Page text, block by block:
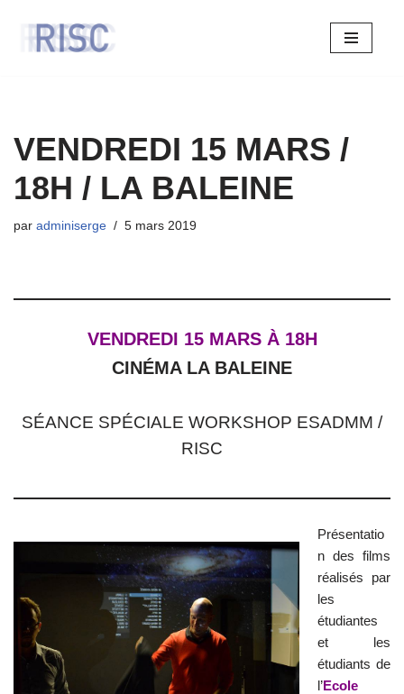
Aller
VENDREDI 15 MARS /
18H / LA BALEINE
par adminiserge 5 mars 2019
VENDREDI 15 MARS À 18H
CINÉMA LA BALEINE
SÉANCE SPÉCIALE WORKSHOP ESADMM /
RISC
Présentatio
n des films
réalisés par
les
étudiantes
et les
étudiants de
l’Ecole